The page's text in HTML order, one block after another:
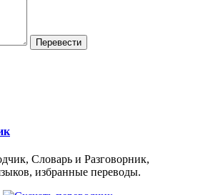
Словарь и Разговорник,
избранные переводы.